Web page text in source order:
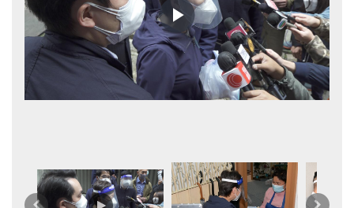
Play
Video
下
上